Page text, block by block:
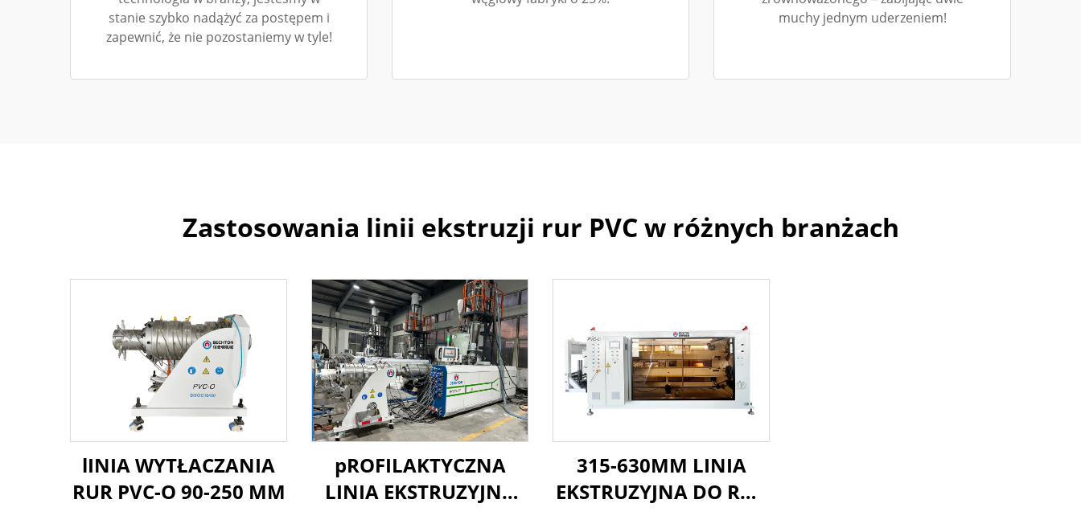
stanie szybko nadążyć za postępem i
zapewnić, że nie pozostaniemy w tyle!
muchy jednym uderzeniem!
Zastosowania linii ekstruzji rur PVC w różnych branżach
lINIA WYTŁACZANIA
RUR PVC-O 90-250 MM
pROFILAKTYCZNA
LINIA EKSTRUZYJNA
315-630MM LINIA
EKSTRUZYJNA DO RUR